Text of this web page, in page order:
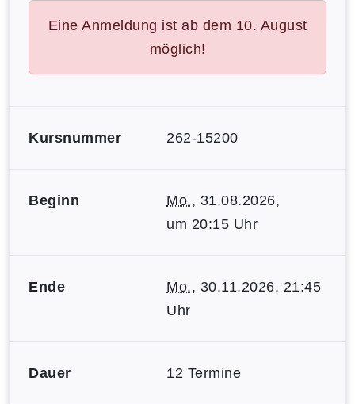
Eine Anmeldung ist ab dem 10. August
möglich!
Kursnummer 262-15200
Beginn Mo., 31.08.2026,
um 20:15 Uhr
Ende Mo., 30.11.2026, 21:45
Uhr
Dauer 12 Termine